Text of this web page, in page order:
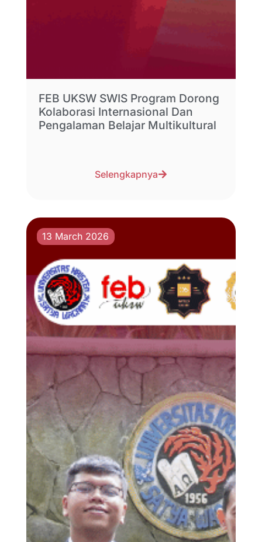
Selengkapnya
FEB UKSW SWIS Program Dorong
Kolaborasi Internasional Dan
Pengalaman Belajar Multikultural
13 March 2026